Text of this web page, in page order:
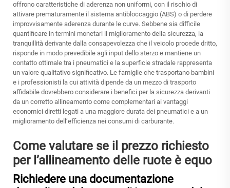
offrono caratteristiche di aderenza non uniformi, con il rischio di
attivare prematuramente il sistema antibloccaggio (ABS) o di perdere
improvvisamente aderenza durante le curve. Sebbene sia difficile
quantificare in termini monetari il miglioramento della sicurezza, la
tranquillità derivante dalla consapevolezza che il veicolo procede dritto,
risponde in modo prevedibile agli input dello sterzo e mantiene un
contatto ottimale tra i pneumatici e la superficie stradale rappresenta
un valore qualitativo significativo. Le famiglie che trasportano bambini
e i professionisti la cui attività dipende da un mezzo di trasporto
affidabile dovrebbero considerare i benefici per la sicurezza derivanti
da un corretto allineamento come complementari ai vantaggi
economici diretti legati a una maggiore durata dei pneumatici e a un
miglioramento dell’efficienza nei consumi di carburante.
Come valutare se il prezzo richiesto
per l’allineamento delle ruote è equo
Richiedere una documentazione